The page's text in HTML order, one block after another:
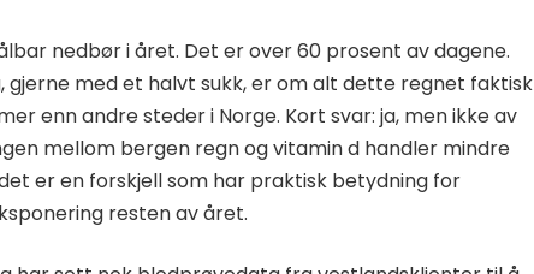
nedbør i året. Det er over 60 prosent av dagene.
med et halvt sukk, er om alt dette regnet faktisk
enn andre steder i Norge. Kort svar: ja, men ikke av
mellom bergen regn og vitamin d handler mindre
er en forskjell som har praktisk betydning for
resten av året.